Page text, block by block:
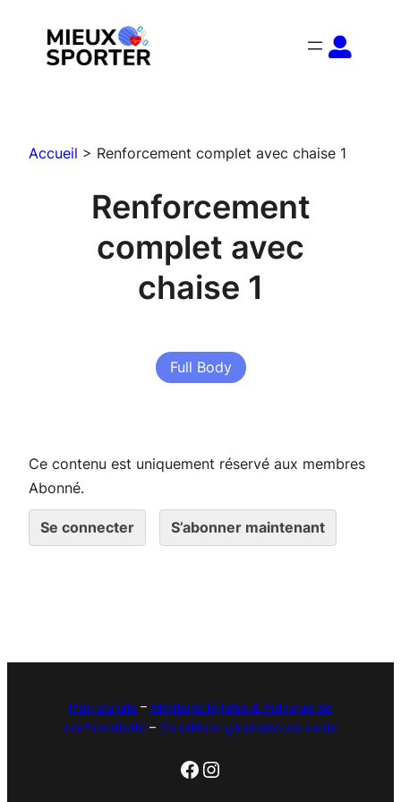
contenu
Accueil > Renforcement complet avec chaise 1
Renforcement
complet avec
chaise 1
Full Body
Ce contenu est uniquement réservé aux membres
Abonné.
Se connecter S’abonner maintenant
Plan du site – Mentions légales & Politique de
confidentialité – Conditions générales de vente
Facebook
Instagram